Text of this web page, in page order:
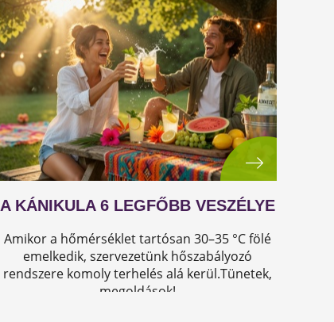
A KÁNIKULA 6 LEGFŐBB VESZÉLYE
Amikor a hőmérséklet tartósan 30–35 °C fölé
emelkedik, szervezetünk hőszabályozó
rendszere komoly terhelés alá kerül.Tünetek,
megoldások!